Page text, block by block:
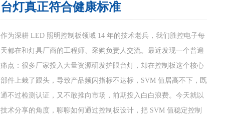
台灯真正符合健康标准
作为深耕 LED 照明控制板领域 14 年的技术老兵，我们胜控电子每
天都在和灯具厂商的工程师、采购负责人交流。最近发现一个普遍
痛点：很多厂家投入大量资源研发护眼台灯，却在控制板这个核心
部件上栽了跟头，导致产品频闪指标不达标，SVM 值居高不下，既
通不过检测认证，又不敢推向市场，前期投入白白浪费。今天就以
技术分享的角度，聊聊如何通过控制板设计，把 SVM 值稳定控制